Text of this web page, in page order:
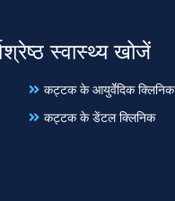
स्वास्थ्य खोजें
कट्टक के आयुर्वेदिक क्लिनिक
कट्टक के डेंटल क्लिनिक